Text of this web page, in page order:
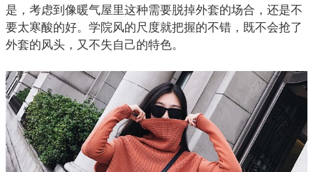
是，考虑到像暖气屋里这种需要脱掉外套的场合，还是不
要太寒酸的好。学院风的尺度就把握的不错，既不会抢了
外套的风头，又不失自己的特色。